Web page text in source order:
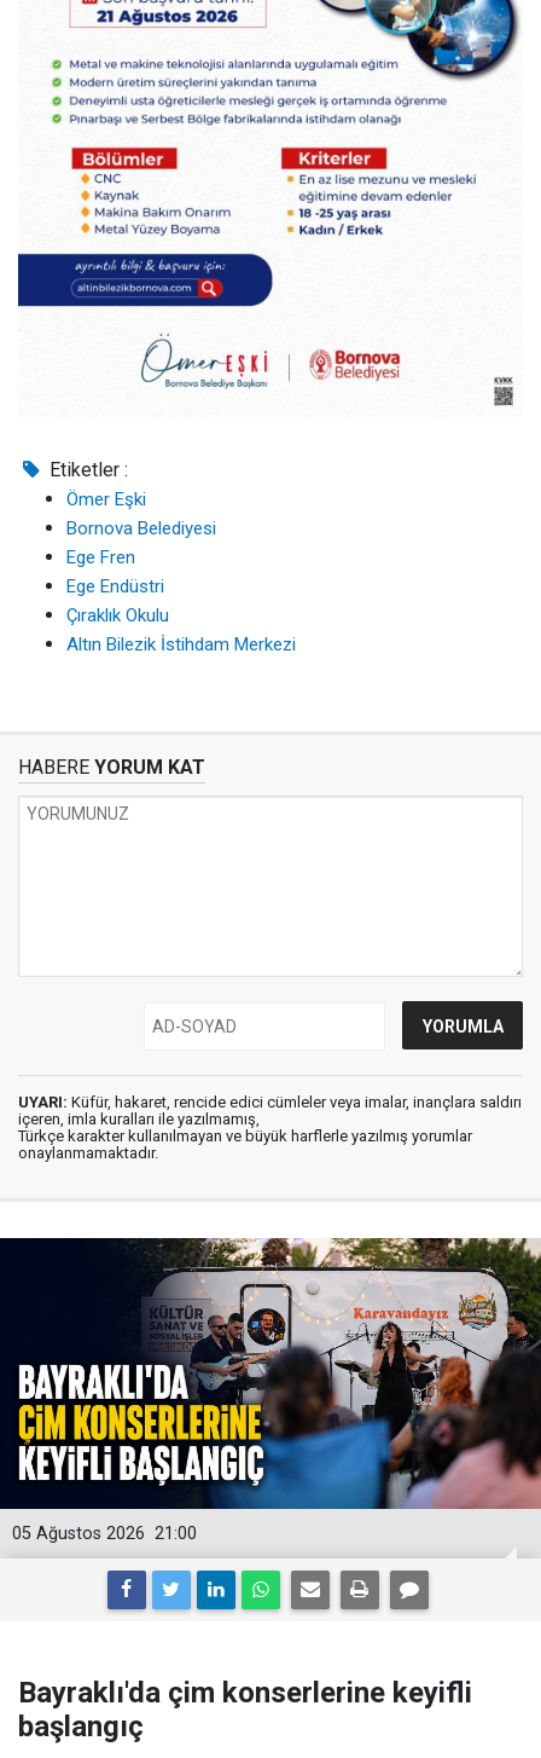
Etiketler :
Ömer Eşki
Bornova Belediyesi
Ege Fren
Ege Endüstri
Çıraklık Okulu
Altın Bilezik İstihdam Merkezi
HABERE YORUM KAT
UYARI: Küfür, hakaret, rencide edici cümleler veya imalar, inançlara saldırı
içeren, imla kuralları ile yazılmamış,
Türkçe karakter kullanılmayan ve büyük harflerle yazılmış yorumlar
onaylanmamaktadır.
21:00
05 Ağustos 2026
Bayraklı'da çim konserlerine keyifli
başlangıç